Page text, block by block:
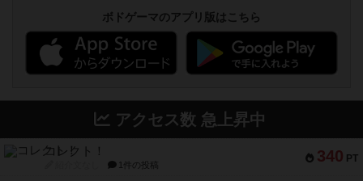
ボドゲーマのアプリ版はこちら
アクセス数 急上昇中
340 PT
コレクト！
1件の投稿